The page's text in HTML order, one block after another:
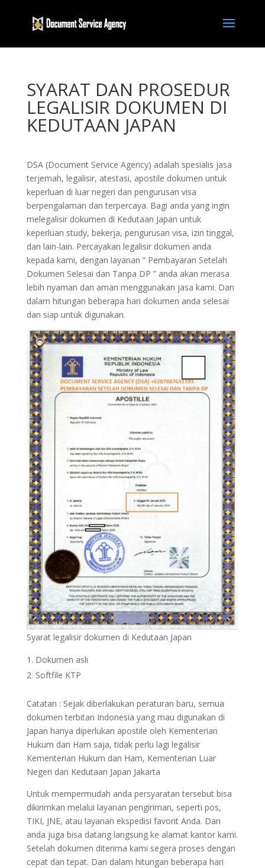
SYARAT DAN PROSEDUR
LEGALISIR DOKUMEN DI
KEDUTAAN JAPAN
DSA (Document Service Agency) adalah spesialis jasa
terjemah, legalisir, atestasi, apostile dokumen untuk
keperluan di luar negeri dan pengurusan visa
berpengalaman dan terpercaya. Bagi anda yang ingin
melegalisir dokumen di Kedutaan Japan untuk
keperluan study, bekerja, pengurusan visa, izin tinggal,
dan lain-lain. Percayakan legalisir dokumen anda
kepada kami, dengan layanan ” Pembayaran Setelah
Dokumen Selesai dan Tanpa DP ” anda akan merasa
lebih nyaman dan aman menggunakan jasa kami. Dan
dalam hitungan beberapa hari dokumen anda selesai
dan siap untuk digunakan.
Syarat legalisir dokumen di Kedutaan Japan
Dokumen asli
Softfile KTP
Catatan : Sejak diberlakukan peraturan baru, semua
dokumen terbitan Indonesia yang mau digunakan di
Japan hanya diperlukan apostile oleh Kementerian
Hukum dan Ham saja, tidak perlu lagi legalisir
Kementerian Hukum dan Ham, Kementerian Luar
Negeri dan Kedutaan Japan Jakarta
Untuk mempermudah anda persyaratan tersebut bisa
dikirimkan melalui layanan pengiriman, seperti pos,
TIKI, JNE, atau layanan ekspedisi favorit Anda. Dan
anda juga bisa datang langsung ke alamat kantor kami.
Setelah dokumen diterima kami segera proses dengan
cepat dan tepat. Dan dalam hitungan beberapa hari